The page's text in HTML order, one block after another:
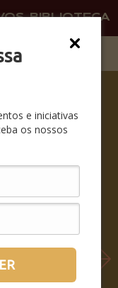
e iniciativas
os nossos
BIBLIOTECA